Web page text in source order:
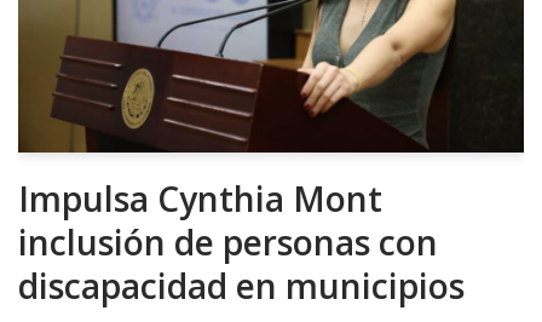
Impulsa Cynthia Mont
inclusión de personas con
discapacidad en municipios